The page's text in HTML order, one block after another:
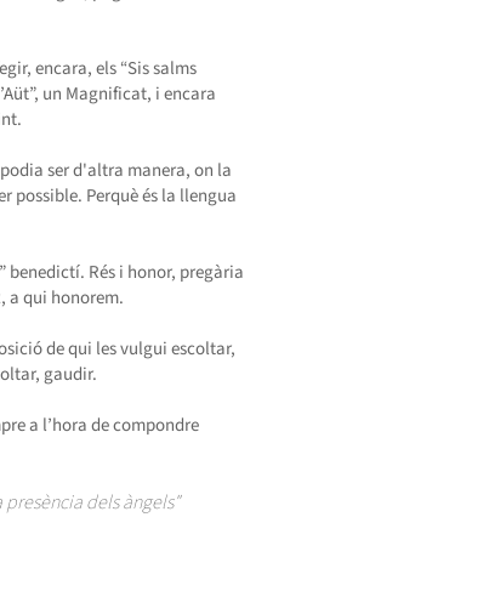
encara, els “Sis salms
un Magnificat, i encara
ser d'altra manera, on la
possible. Perquè és la llengua
benedictí. Rés i honor, pregària
a qui honorem.
de qui les vulgui escoltar,
gaudir.
a l’hora de compondre
presència dels àngels"